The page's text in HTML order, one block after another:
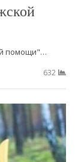
помощи"…
632